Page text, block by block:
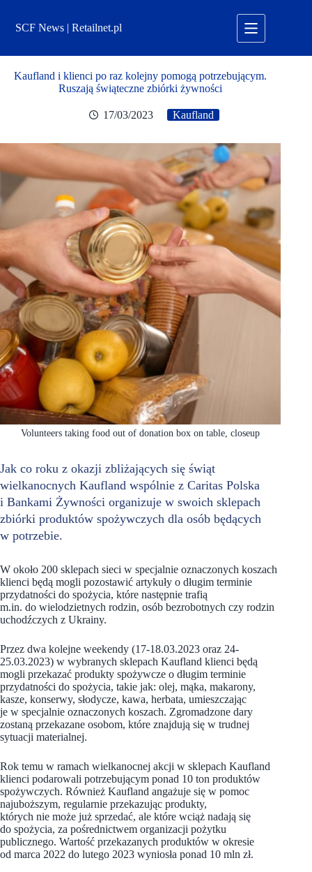
treściSCF News | Retailnet.pl
Kaufland i klienci po raz kolejny pomogą potrzebującym.
Ruszają świąteczne zbiórki żywności
17/03/2023 Kaufland
Volunteers taking food out of donation box on table, closeup
Jak co roku z okazji zbliżających się świąt
wielkanocnych Kaufland wspólnie z Caritas Polska
i Bankami Żywności organizuje w swoich sklepach
zbiórki produktów spożywczych dla osób będących
w potrzebie.
W około 200 sklepach sieci w specjalnie oznaczonych koszach
klienci będą mogli pozostawić artykuły o długim terminie
przydatności do spożycia, które następnie trafią
m.in. do wielodzietnych rodzin, osób bezrobotnych czy rodzin
uchodźczych z Ukrainy.
Przez dwa kolejne weekendy (17-18.03.2023 oraz 24-
25.03.2023) w wybranych sklepach Kaufland klienci będą
mogli przekazać produkty spożywcze o długim terminie
przydatności do spożycia, takie jak: olej, mąka, makarony,
kasze, konserwy, słodycze, kawa, herbata, umieszczając
je w specjalnie oznaczonych koszach. Zgromadzone dary
zostaną przekazane osobom, które znajdują się w trudnej
sytuacji materialnej.
Rok temu w ramach wielkanocnej akcji w sklepach Kaufland
klienci podarowali potrzebującym ponad 10 ton produktów
spożywczych. Również Kaufland angażuje się w pomoc
najuboższym, regularnie przekazując produkty,
których nie może już sprzedać, ale które wciąż nadają się
do spożycia, za pośrednictwem organizacji pożytku
publicznego. Wartość przekazanych produktów w okresie
od marca 2022 do lutego 2023 wyniosła ponad 10 mln zł.